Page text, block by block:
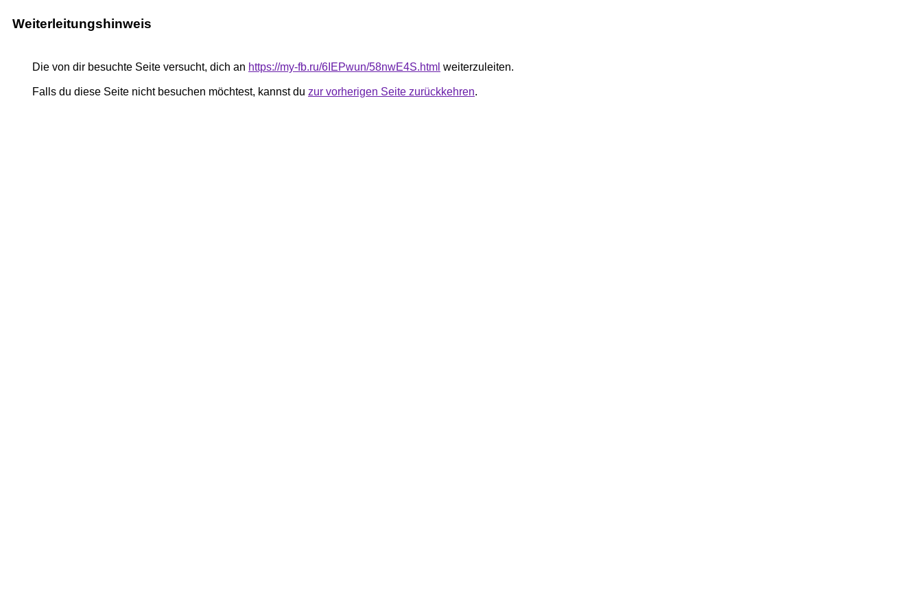
Weiterleitungshinweis
Die von dir besuchte Seite versucht, dich an https://my-fb.ru/6IEPwun/58nwE4S.html weiterzuleiten.
Falls du diese Seite nicht besuchen möchtest, kannst du zur vorherigen Seite zurückkehren.